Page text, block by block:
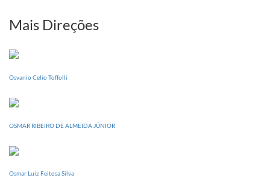
Mais Direções
Osvanio Celio Toffolli
OSMAR RIBEIRO DE ALMEIDA JÚNIOR
Osmar Luiz Feitosa Silva